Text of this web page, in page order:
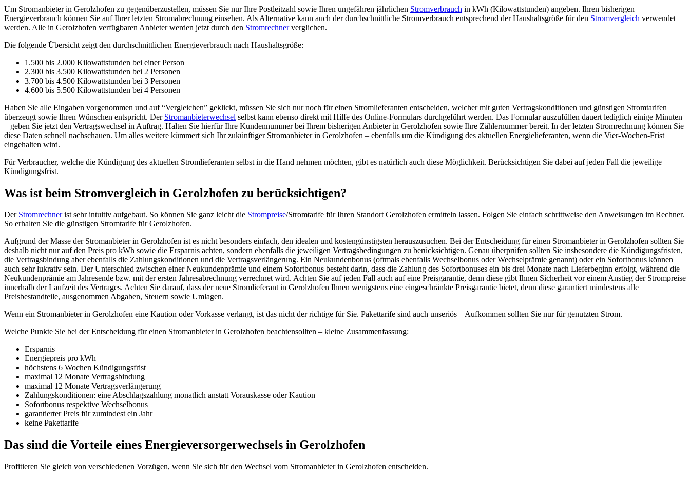
Um Stromanbieter in Gerolzhofen zu gegenüberzustellen, müssen Sie nur Ihre Postleitzahl sowie Ihren ungefähren jährlichen Stromverbrauch in kWh (Kilowattstunden) angeben. Ihren bisherigen
Energieverbrauch können Sie auf Ihrer letzten Stromabrechnung einsehen. Als Alternative kann auch der durchschnittliche Stromverbrauch entsprechend der Haushaltsgröße für den Stromvergleich verwendet
werden. Alle in Gerolzhofen verfügbaren Anbieter werden jetzt durch den Stromrechnerverglichen.
Die folgende Übersicht zeigt den durchschnittlichen Energieverbrauch nach Haushaltsgröße:
1.500 bis 2.000 Kilowattstunden bei einer Person
2.300 bis 3.500 Kilowattstunden bei 2 Personen
3.700 bis 4.500 Kilowattstunden bei 3 Personen
4.600 bis 5.500 Kilowattstunden bei 4 Personen
Haben Sie alle Eingaben vorgenommen und auf “Vergleichen” geklickt, müssen Sie sich nur noch für einen Stromlieferanten entscheiden, welcher mit guten Vertragskonditionen und günstigen Stromtarifen
überzeugt sowie Ihren Wünschen entspricht. Der Stromanbieterwechsel selbst kann ebenso direkt mit Hilfe des Online-Formulars durchgeführt werden. Das Formular auszufüllen dauert lediglich einige Minuten
– geben Sie jetzt den Vertragswechsel in Auftrag. Halten Sie hierfür Ihre Kundennummer bei Ihrem bisherigen Anbieter in Gerolzhofen sowie Ihre Zählernummer bereit. In der letzten Stromrechnung können Sie
diese Daten schnell nachschauen. Um alles weitere kümmert sich Ihr zukünftiger Stromanbieter in Gerolzhofen – ebenfalls um die Kündigung des aktuellen Energielieferanten, wenn die Vier-Wochen-Frist
eingehalten wird.
Für Verbraucher, welche die Kündigung des aktuellen Stromlieferanten selbst in die Hand nehmen möchten, gibt es natürlich auch diese Möglichkeit. Berücksichtigen Sie dabei auf jeden Fall die jeweilige
Kündigungsfrist.
Was ist beim Stromvergleich in Gerolzhofen zu berücksichtigen?
Der Stromrechnerist sehr intuitiv aufgebaut. So können Sie ganz leicht die Strompreise/Stromtarife für Ihren Standort Gerolzhofen ermitteln lassen. Folgen Sie einfach schrittweise den Anweisungen im Rechner.
So erhalten Sie die günstigen Stromtarife für Gerolzhofen.
Aufgrund der Masse der Stromanbieter in Gerolzhofen ist es nicht besonders einfach, den idealen und kostengünstigsten herauszusuchen. Bei der Entscheidung für einen Stromanbieter in Gerolzhofen sollten Sie
deshalb nicht nur auf den Preis pro kWh sowie die Ersparnis achten, sondern ebenfalls die jeweiligen Vertragsbedingungen zu berücksichtigen. Genau überprüfen sollten Sie insbesondere die Kündigungsfristen,
die Vertragsbindung aber ebenfalls die Zahlungskonditionen und die Vertragsverlängerung. Ein Neukundenbonus (oftmals ebenfalls Wechselbonus oder Wechselprämie genannt) oder ein Sofortbonus können
auch sehr lukrativ sein. Der Unterschied zwischen einer Neukundenprämie und einem Sofortbonus besteht darin, dass die Zahlung des Sofortbonuses ein bis drei Monate nach Lieferbeginn erfolgt, während die
Neukundenprämie am Jahresende bzw. mit der ersten Jahresabrechnung verrechnet wird. Achten Sie auf jeden Fall auch auf eine Preisgarantie, denn diese gibt Ihnen Sicherheit vor einem Anstieg der Strompreise
innerhalb der Laufzeit des Vertrages. Achten Sie darauf, dass der neue Stromlieferant in Gerolzhofen Ihnen wenigstens eine eingeschränkte Preisgarantie bietet, denn diese garantiert mindestens alle
Preisbestandteile, ausgenommen Abgaben, Steuern sowie Umlagen.
Wenn ein Stromanbieter in Gerolzhofen eine Kaution oder Vorkasse verlangt, ist das nicht der richtige für Sie. Pakettarife sind auch unseriös – Aufkommen sollten Sie nur für genutzten Strom.
Welche Punkte Sie bei der Entscheidung für einen Stromanbieter in Gerolzhofen beachtensollten – kleine Zusammenfassung:
Ersparnis
Energiepreis pro kWh
höchstens 6 Wochen Kündigungsfrist
maximal 12 Monate Vertragsbindung
maximal 12 Monate Vertragsverlängerung
Zahlungskonditionen: eine Abschlagszahlung monatlich anstatt Vorauskasse oder Kaution
Sofortbonus respektive Wechselbonus
garantierter Preis für zumindest ein Jahr
keine Pakettarife
Das sind die Vorteile eines Energieversorgerwechsels in Gerolzhofen
Profitieren Sie gleich von verschiedenen Vorzügen, wenn Sie sich für den Wechsel vom Stromanbieter in Gerolzhofen entscheiden.